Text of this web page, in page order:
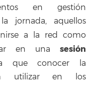
en gestión
jornada, aquellos
a la red como
en una sesión
que conocer la
utilizar en los